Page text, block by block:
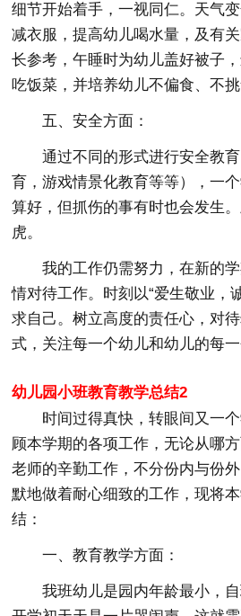
细节开始着手，一视同仁。天气
减衣服，提高幼儿喝水量，及有
长参考，午睡时为幼儿盖好被子
吃饭菜，并培养幼儿不偏食、不挑
五、安全方面：
通过不同的形式进行安全教
育，游戏情景化教育等等），一
算好，但抓伤的事有时也会发生
虎。
我的工作仍需努力，在新的
情对待工作。时刻以“爱生敬业，
求自己。树立高度的责任心，对
式，关注每一个幼儿和幼儿的每一
幼儿园小班教育教学总结2
时间过得真快，转眼间又一
顾本学期的各项工作，无论从哪
老师的辛勤工作，不分份内与份
默地做着耐心细致的工作，现将
结：
一、教育教学方面：
我班幼儿是园内年龄最小，